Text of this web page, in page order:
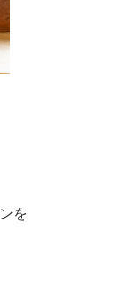
を